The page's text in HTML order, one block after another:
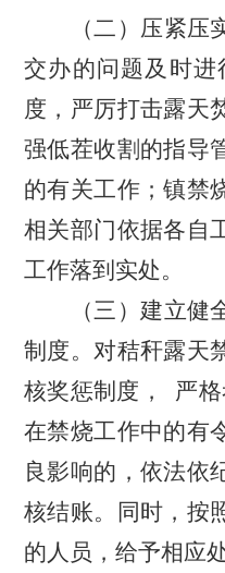
（二）压紧压
交办的问题及时
度，严厉打击露天
强低茬收割的指导
的有关工作； 镇禁
相关部门依据各自
工作落到实处。
（三）建立健
制度。对秸秆露天
核奖惩制度 ， 严
在禁烧工作中的有
良影响的 ，依法依
核结账。
同时，按
的人员，给予相应处